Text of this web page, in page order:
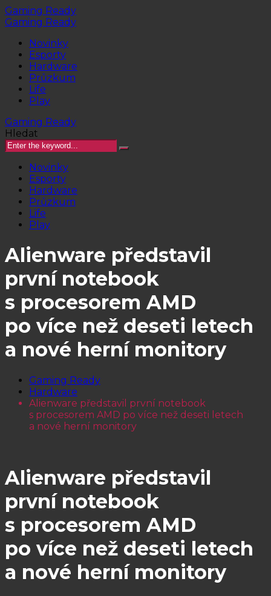
Gaming Ready
Gaming Ready
Novinky
Esporty
Hardware
Průzkum
Life
Play
Gaming Ready
Hledat
Novinky
Esporty
Hardware
Průzkum
Life
Play
Alienware představil
první notebook
s procesorem AMD
po více než deseti letech
a nové herní monitory
Gaming Ready
Hardware
Alienware představil první notebook
s procesorem AMD po více než deseti letech
a nové herní monitory
Alienware představil
první notebook
s procesorem AMD
po více než deseti letech
a nové herní monitory